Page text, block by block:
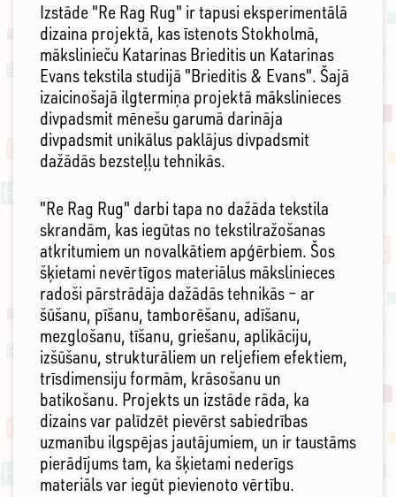
Izstāde "Re Rag Rug" ir tapusi eksperimentālā
dizaina projektā, kas īstenots Stokholmā,
mākslinieču Katarinas Brieditis un Katarinas
Evans tekstila studijā "Brieditis & Evans". Šajā
izaicinošajā ilgtermiņa projektā mākslinieces
divpadsmit mēnešu garumā darināja
divpadsmit unikālus paklājus divpadsmit
dažādās bezsteļļu tehnikās.
"Re Rag Rug" darbi tapa no dažāda tekstila
skrandām, kas iegūtas no tekstilražošanas
atkritumiem un novalkātiem apģērbiem. Šos
šķietami nevērtīgos materiālus mākslinieces
radoši pārstrādāja dažādās tehnikās – ar
šūšanu, pīšanu, tamborēšanu, adīšanu,
mezglošanu, tīšanu, griešanu, aplikāciju,
izšūšanu, strukturāliem un reljefiem efektiem,
trīsdimensiju formām, krāsošanu un
batikošanu. Projekts un izstāde rāda, ka
dizains var palīdzēt pievērst sabiedrības
uzmanību ilgspējas jautājumiem, un ir taustāms
pierādījums tam, ka šķietami nederīgs
materiāls var iegūt pievienoto vērtību.